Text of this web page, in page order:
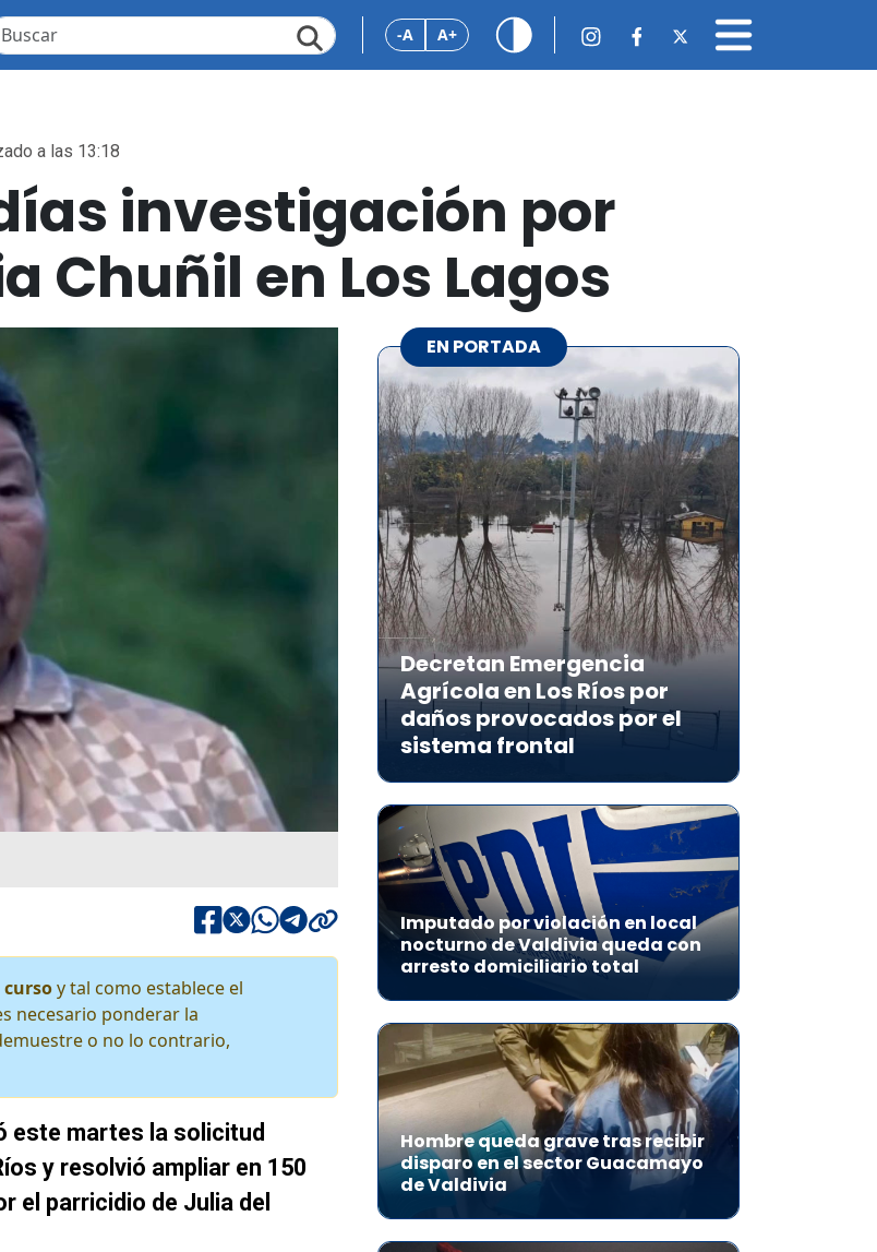
-A A+
a las 13:18
investigación por
Chuñil en Los Lagos
y tal como establece el
necesario ponderar la
o no lo contrario,
este martes la solicitud
y resolvió ampliar en 150
el parricidio de Julia del
EN PORTADA
Decretan Emergencia
Agrícola en Los Ríos por
daños provocados por el
sistema frontal
Imputado por violación en local
nocturno de Valdivia queda con
arresto domiciliario total
Hombre queda grave tras recibir
disparo en el sector Guacamayo
de Valdivia